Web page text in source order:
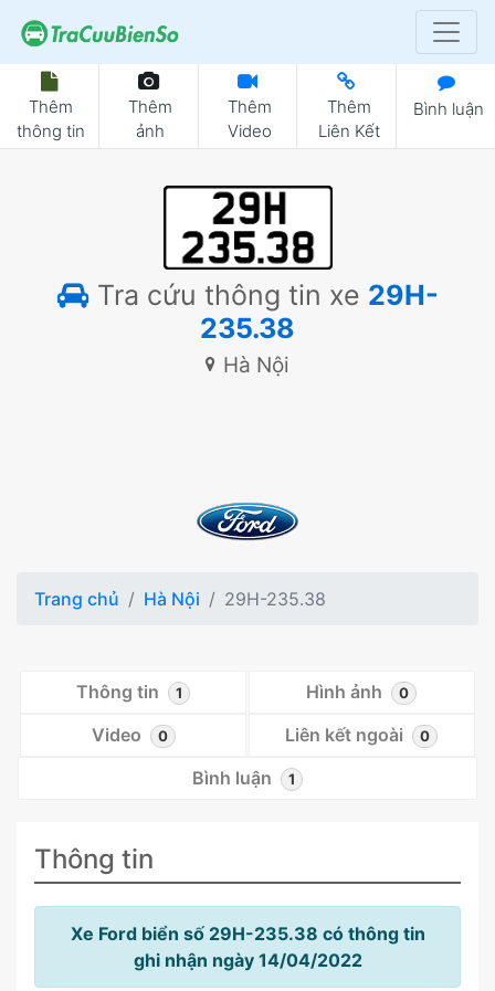
Thêm
thông tin
Thêm
ảnh
Thêm
Video
Thêm
Liên Kết
Bình luận
Tra cứu thông tin xe 29H-
235.38
Hà Nội
Trang chủ Hà Nội 29H-235.38
Thông tin 1 Hình ảnh 0
Video 0 Liên kết ngoài 0
Bình luận 1
Thông tin
Xe Ford biển số 29H-235.38 có thông tin
ghi nhận ngày 14/04/2022